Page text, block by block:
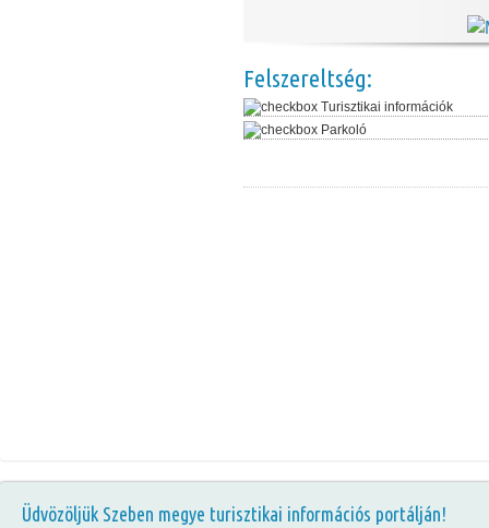
Felszereltség:
Turisztikai információk
Parkoló
Üdvözöljük Szeben megye turisztikai információs portálján!